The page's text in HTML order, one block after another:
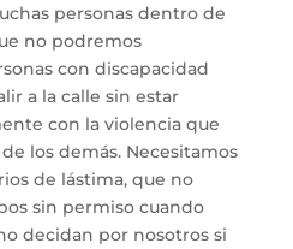
personas dentro de
no podremos
con discapacidad
a la calle sin estar
con la violencia que
los demás. Necesitamos
de lástima, que no
sin permiso cuando
decidan por nosotros si